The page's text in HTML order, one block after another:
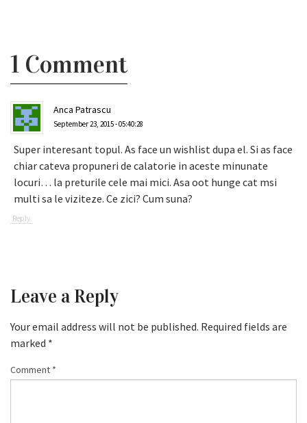
1 Comment
Anca Patrascu
September 23, 2015 - 05:40:28
Super interesant topul. As face un wishlist dupa el. Si as face
chiar cateva propuneri de calatorie in aceste minunate
locuri… la preturile cele mai mici. Asa oot hunge cat msi
multi sa le viziteze. Ce zici? Cum suna?
Reply
Leave a Reply
Your email address will not be published. Required fields are
marked *
Comment *